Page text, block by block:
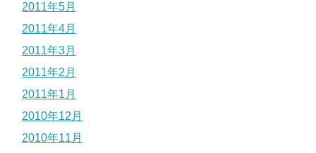
2011年5月
2011年4月
2011年3月
2011年2月
2011年1月
2010年12月
2010年11月